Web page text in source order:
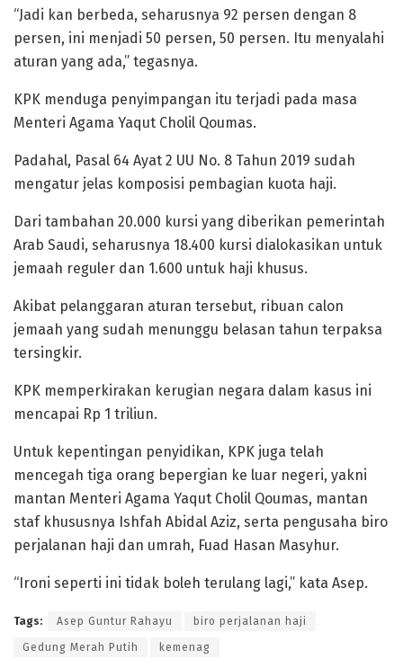
“Jadi kan berbeda, seharusnya 92 persen dengan 8
persen, ini menjadi 50 persen, 50 persen. Itu menyalahi
aturan yang ada,” tegasnya.
KPK menduga penyimpangan itu terjadi pada masa
Menteri Agama Yaqut Cholil Qoumas.
Padahal, Pasal 64 Ayat 2 UU No. 8 Tahun 2019 sudah
mengatur jelas komposisi pembagian kuota haji.
Dari tambahan 20.000 kursi yang diberikan pemerintah
Arab Saudi, seharusnya 18.400 kursi dialokasikan untuk
jemaah reguler dan 1.600 untuk haji khusus.
Akibat pelanggaran aturan tersebut, ribuan calon
jemaah yang sudah menunggu belasan tahun terpaksa
tersingkir.
KPK memperkirakan kerugian negara dalam kasus ini
mencapai Rp 1 triliun.
Untuk kepentingan penyidikan, KPK juga telah
mencegah tiga orang bepergian ke luar negeri, yakni
mantan Menteri Agama Yaqut Cholil Qoumas, mantan
staf khususnya Ishfah Abidal Aziz, serta pengusaha biro
perjalanan haji dan umrah, Fuad Hasan Masyhur.
“Ironi seperti ini tidak boleh terulang lagi,” kata Asep.
Tags: Asep Guntur Rahayu biro perjalanan haji
Gedung Merah Putih kemenag